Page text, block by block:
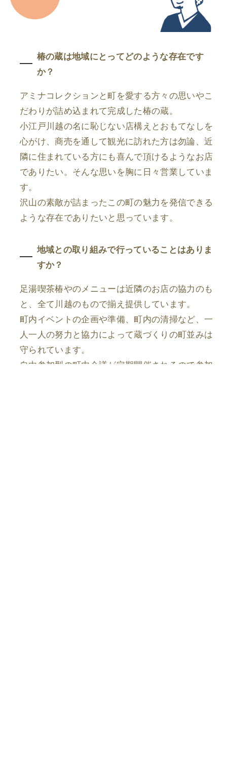
椿の蔵は地域にとってどのような存在です
か？
アミナコレクションと町を愛する方々の思いやこ
だわりが詰め込まれて完成した椿の蔵。
小江戸川越の名に恥じない店構えとおもてなしを
心がけ、商売を通して観光に訪れた方は勿論、近
隣に住まれている方にも喜んで頂けるようなお店
でありたい。そんな思いを胸に日々営業していま
す。
沢山の素敵が詰まったこの町の魅力を発信できる
ような存在でありたいと思っています。
地域との取り組みで行っていることはありま
すか？
足湯喫茶椿やのメニューは近隣のお店の協力のも
と、全て川越のもので揃え提供しています。
町内イベントの企画や準備、町内の清掃など、一
人一人の努力と協力によって蔵づくりの町並みは
守られています。
自由参加型の町内会議が定期開催されるので参加